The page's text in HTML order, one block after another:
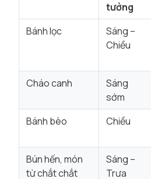
tưởng
Bánh lọc
Sáng –
Chiều
Cháo canh
Sáng
sớm
Bánh bèo
Chiều
Bún hến, món
từ chắt chắt
Sáng –
Trưa